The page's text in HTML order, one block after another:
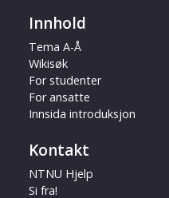
Innhold
Tema A-Å
Wikisøk
For studenter
For ansatte
Innsida introduksjon
Kontakt
NTNU Hjelp
Si fra!